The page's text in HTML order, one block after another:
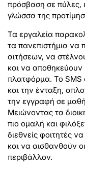
πρόσβαση σε πύλες,
γλώσσα της
Τα εργαλεία
τα πανεπιστήμια
αιτήσεων, να
και να
πλατφόρμα. Το SMS
και την ένταξη,
την εγγραφή σε
Μειώνοντας τα
πιο ομαλή και
διεθνείς φοιτητές
και να αισθανθούν
περιβάλλον.